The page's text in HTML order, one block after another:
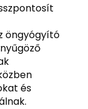
öngyógyító
és